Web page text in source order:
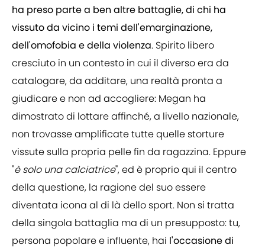
ha preso parte a ben altre battaglie, di chi ha
vissuto da vicino i temi dell'emarginazione,
dell'omofobia e della violenza. Spirito libero
cresciuto in un contesto in cui il diverso era da
catalogare, da additare, una realtà pronta a
giudicare e non ad accogliere: Megan ha
dimostrato di lottare affinché, a livello nazionale,
non trovasse amplificate tutte quelle storture
vissute sulla propria pelle fin da ragazzina. Eppure
"è solo una calciatrice", ed è proprio qui il centro
della questione, la ragione del suo essere
diventata icona al di là dello sport. Non si tratta
della singola battaglia ma di un presupposto: tu,
persona popolare e influente, hai l'occasione di